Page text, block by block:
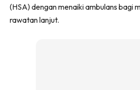
(HSA) dengan menaiki ambulans bagi
rawatan lanjut.